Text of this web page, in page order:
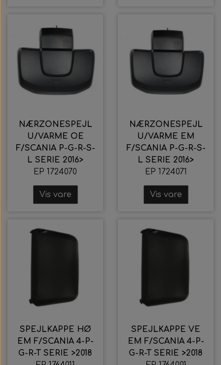
NÆRZONESPEJL
U/VARME OE
F/SCANIA P-G-R-S-
L SERIE 2016>
EP 1724070
Vis vare
NÆRZONESPEJL
U/VARME EM
F/SCANIA P-G-R-S-
L SERIE 2016>
EP 1724071
Vis vare
SPEJLKAPPE HØ
EM F/SCANIA 4-P-
G-R-T SERIE >2018
SPEJLKAPPE VE
EM F/SCANIA 4-P-
G-R-T SERIE >2018